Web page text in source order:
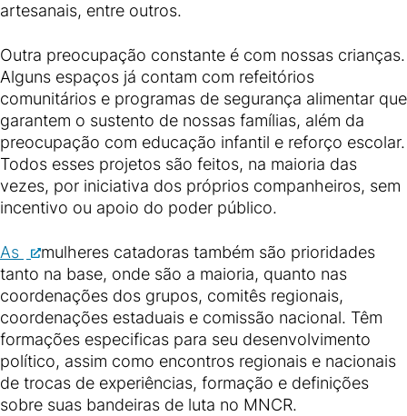
artesanais, entre outros.
Outra preocupação constante é com nossas crianças.
Alguns espaços já contam com refeitórios
comunitários e programas de segurança alimentar que
garantem o sustento de nossas famílias, além da
preocupação com educação infantil e reforço escolar.
Todos esses projetos são feitos, na maioria das
vezes, por iniciativa dos próprios companheiros, sem
incentivo ou apoio do poder público.
As
mulheres catadoras também são prioridades
tanto na base, onde são a maioria, quanto nas
coordenações dos grupos, comitês regionais,
coordenações estaduais e comissão nacional. Têm
formações especificas para seu desenvolvimento
político, assim como encontros regionais e nacionais
de trocas de experiências, formação e definições
sobre suas bandeiras de luta no MNCR.